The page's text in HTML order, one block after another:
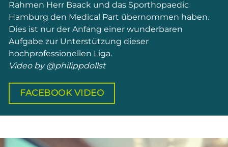
Rahmen Herr Baack und das Sporthopaedic
Hamburg den Medical Part übernommen haben.
Dies ist nur der Anfang einer wunderbaren
Aufgabe zur Unterstützung dieser
hochprofessionellen Liga.
Video by @philippdollst
FACEBOOK VIDEO